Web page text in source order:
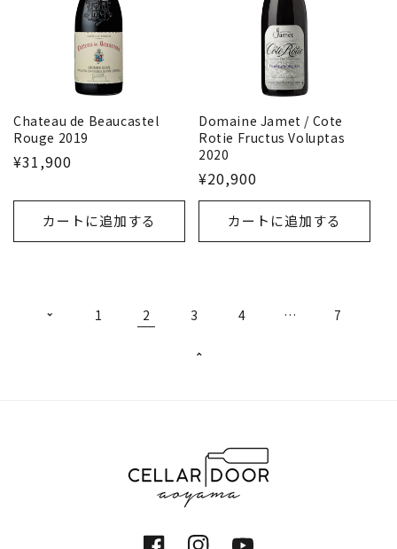
Chateau de Beaucastel
Rouge 2019
¥31,900
カートに追加する
Domaine Jamet / Cote
Rotie Fructus Voluptas
2020
¥20,900
カートに追加する
1 2 3 4 … 7